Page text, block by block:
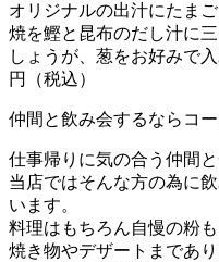
オリジナルの出汁にたま
焼を鰹と昆布のだし汁に三
しょうが、葱をお好みで
円（税込）
仲間と飲み会するならコ
仕事帰りに気の合う仲間
当店ではそんな方の為に
います。
料理はもちろん自慢の粉も
焼き物やデザートまであり